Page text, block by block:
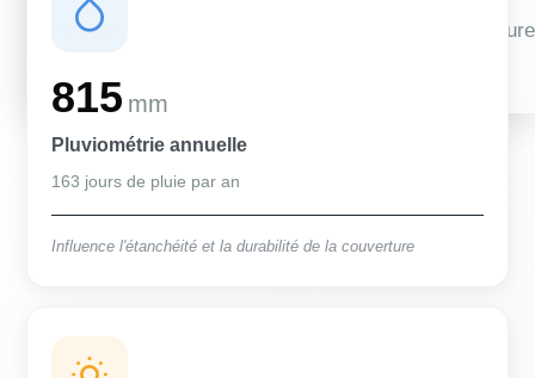
Des conditions qui influencent vos travaux de couverture
815 mm
Pluviométrie annuelle
163 jours de pluie par an
Influence l'étanchéité et la durabilité de la couverture